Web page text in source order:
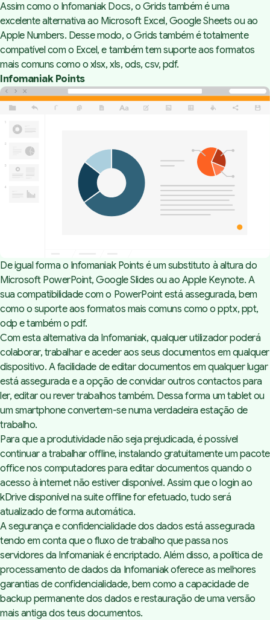
Assim como o Infomaniak Docs, o Grids também é uma
excelente alternativa ao Microsoft Excel, Google Sheets ou ao
Apple Numbers. Desse modo, o Grids também é totalmente
compatível com o Excel, e também tem suporte aos formatos
mais comuns como o xlsx, xls, ods, csv, pdf.
Infomaniak Points
De igual forma o Infomaniak Points é um substituto à altura do
Microsoft PowerPoint, Google Slides ou ao Apple Keynote. A
sua compatibilidade com o PowerPoint está assegurada, bem
como o suporte aos formatos mais comuns como o pptx, ppt,
odp e também o pdf.
Com esta alternativa da Infomaniak, qualquer utilizador poderá
colaborar, trabalhar e aceder aos seus documentos em qualquer
dispositivo. A facilidade de editar documentos em qualquer lugar
está assegurada e a opção de convidar outros contactos para
ler, editar ou rever trabalhos também. Dessa forma um tablet ou
um smartphone convertem-se numa verdadeira estação de
trabalho.
Para que a produtividade não seja prejudicada, é possível
continuar a trabalhar offline, instalando gratuitamente um pacote
office nos computadores para editar documentos quando o
acesso à internet não estiver disponível. Assim que o login ao
kDrive disponível na suite offline for efetuado, tudo será
atualizado de forma automática.
A segurança e confidencialidade dos dados está assegurada
tendo em conta que o fluxo de trabalho que passa nos
servidores da Infomaniak é encriptado. Além disso, a política de
processamento de dados da Infomaniak oferece as melhores
garantias de confidencialidade, bem como a capacidade de
backup permanente dos dados e restauração de uma versão
mais antiga dos teus documentos.